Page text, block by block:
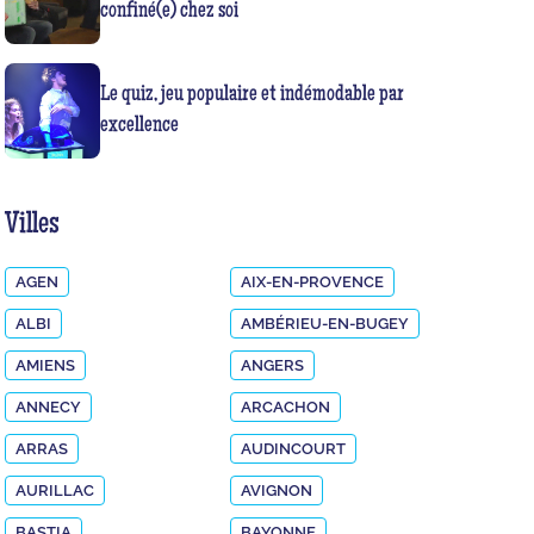
confiné(e) chez soi
Le quiz, jeu populaire et indémodable par
excellence
Villes
AGEN AIX-EN-PROVENCE
ALBI AMBÉRIEU-EN-BUGEY
AMIENS ANGERS
ANNECY ARCACHON
ARRAS AUDINCOURT
AURILLAC AVIGNON